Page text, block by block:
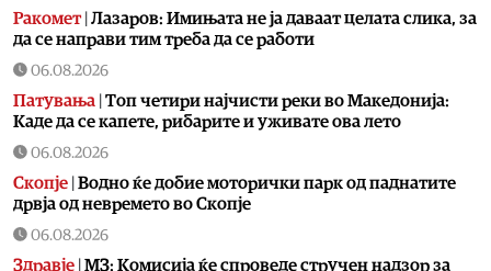
Ракомет| Лазаров: Имињата не ја даваат целата слика, за
да се направи тим треба да се работи
06.08.2026
Патувања Топ четири најчисти реки во Македонија:
Каде да се капете, рибарите и уживате ова лето
06.08.2026
Скопје Водно ќе добие моторички парк од паднатите
дрвја од невремето во Скопје
06.08.2026
Здравје МЗ: Комисија ќе спроведе стручен надзор за